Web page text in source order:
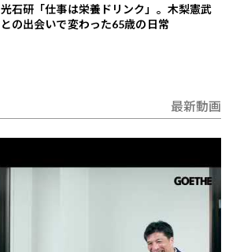
光石研「仕事は栄養ドリンク」。木梨憲武
との出会いで変わった65歳の日常
最新動画